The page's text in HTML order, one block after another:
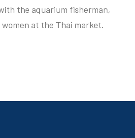
the aquarium fisherman,
at the Thai market.